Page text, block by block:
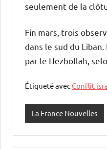
seulement de la
Fin mars, trois
dans le sud du
par le Hezbollah,
Étiqueté avec Conflit
La France Nouvelles